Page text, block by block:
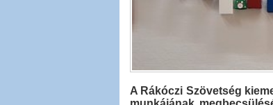
A Rákóczi Szövetség